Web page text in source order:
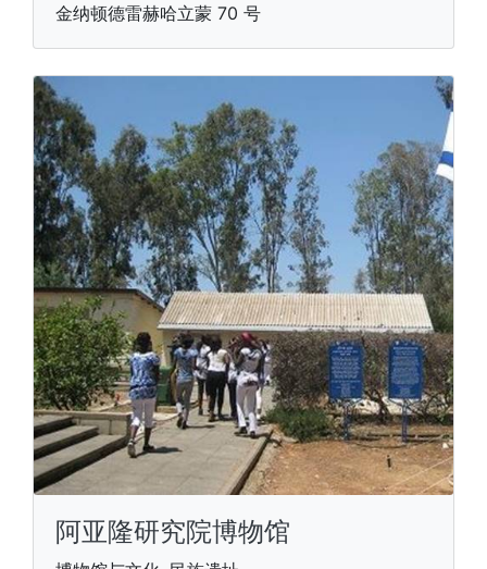
金纳顿德雷赫哈立蒙 70 号
阿亚隆研究院博物馆